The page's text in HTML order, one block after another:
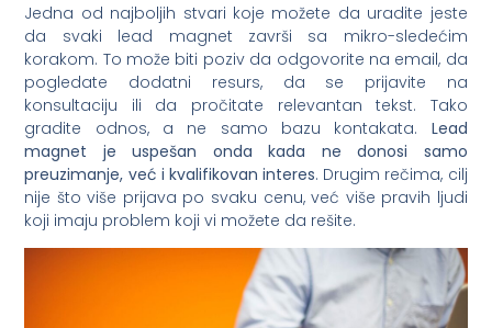
Jedna od najboljih stvari koje možete da uradite jeste
da svaki lead magnet završi sa mikro-sledećim
korakom. To može biti poziv da odgovorite na email, da
pogledate dodatni resurs, da se prijavite na
konsultaciju ili da pročitate relevantan tekst. Tako
gradite odnos, a ne samo bazu kontakata. Lead
magnet je uspešan onda kada ne donosi samo
preuzimanje, već i kvalifikovan interes. Drugim rečima, cilj
nije što više prijava po svaku cenu, već više pravih ljudi
koji imaju problem koji vi možete da rešite.